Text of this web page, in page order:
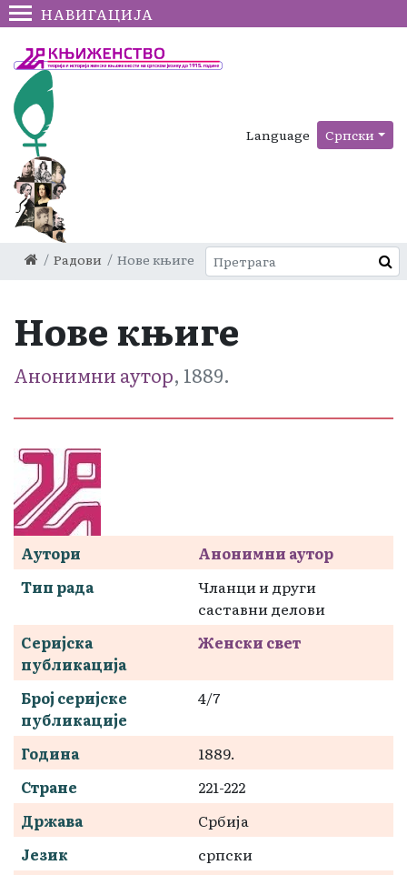
НАВИГАЦИЈА
Language Српски
Радови Нове књиге
Нове књиге
Анонимни аутор, 1889.
Аутори
Анонимни аутор
Тип рада
Чланци и други
саставни делови
Серијска
публикација
Женски свет
Број серијске
публикације
4/7
Година
1889.
Стране
221-222
Држава
Србија
Језик
српски